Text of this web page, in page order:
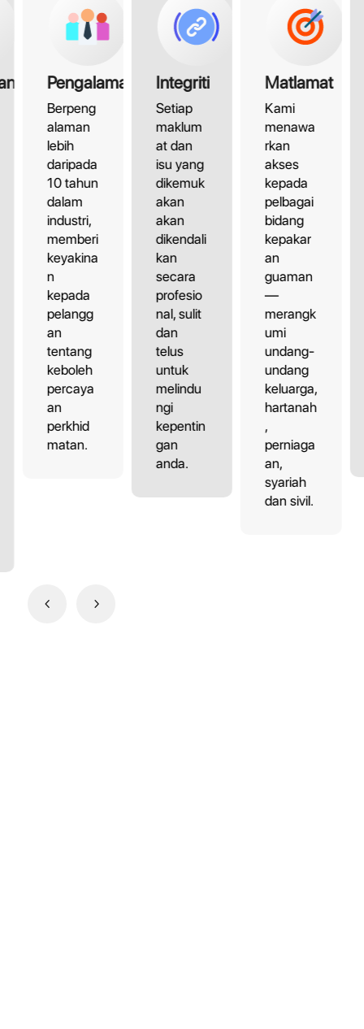
Pengalaman
Berpeng
alaman
lebih
daripada
10 tahun
dalam
industri,
memberi
keyakina
n
kepada
pelangg
an
tentang
keboleh
percaya
an
perkhid
matan.
Integriti
Setiap
maklum
at dan
isu yang
dikemuk
akan
akan
dikendali
kan
secara
profesio
nal, sulit
dan
telus
untuk
melindu
ngi
kepentin
gan
anda.
Matlamat
Kami
menawa
rkan
akses
kepada
pelbagai
bidang
kepakar
an
guaman
—
merangk
umi
undang-
undang
keluarga,
hartanah
,
perniaga
an,
syariah
dan sivil.
4 5